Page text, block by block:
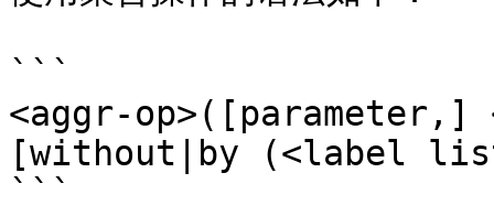
```
<aggr-op>([parameter,]
[without|by (<label
```